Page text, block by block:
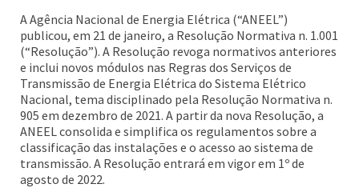
A Agência Nacional de Energia Elétrica (“ANEEL”)
publicou, em 21 de janeiro, a Resolução Normativa n. 1.001
(“Resolução”). A Resolução revoga normativos anteriores
e inclui novos módulos nas Regras dos Serviços de
Transmissão de Energia Elétrica do Sistema Elétrico
Nacional, tema disciplinado pela Resolução Normativa n.
905 em dezembro de 2021. A partir da nova Resolução, a
ANEEL consolida e simplifica os regulamentos sobre a
classificação das instalações e o acesso ao sistema de
transmissão. A Resolução entrará em vigor em 1º de
agosto de 2022.